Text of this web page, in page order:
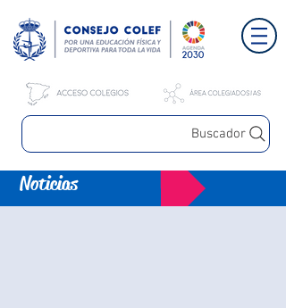
Buscador
Noticias